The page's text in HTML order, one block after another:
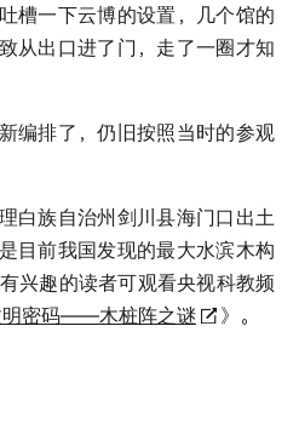
槽一下云博的设置，几个馆的
从出口进了门，走了一圈才知
编排了，仍旧按照当时的参观
白族自治州剑川县海门口出土
目前我国发现的最大水滨木构
兴趣的读者可观看央视科教频
密码——木桩阵之谜 》。